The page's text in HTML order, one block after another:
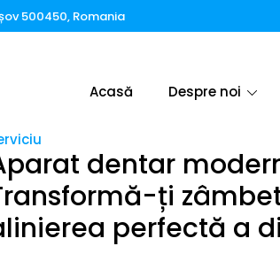
500450, Romania
Acasă Despre noi
dentar
ți
perfectă a